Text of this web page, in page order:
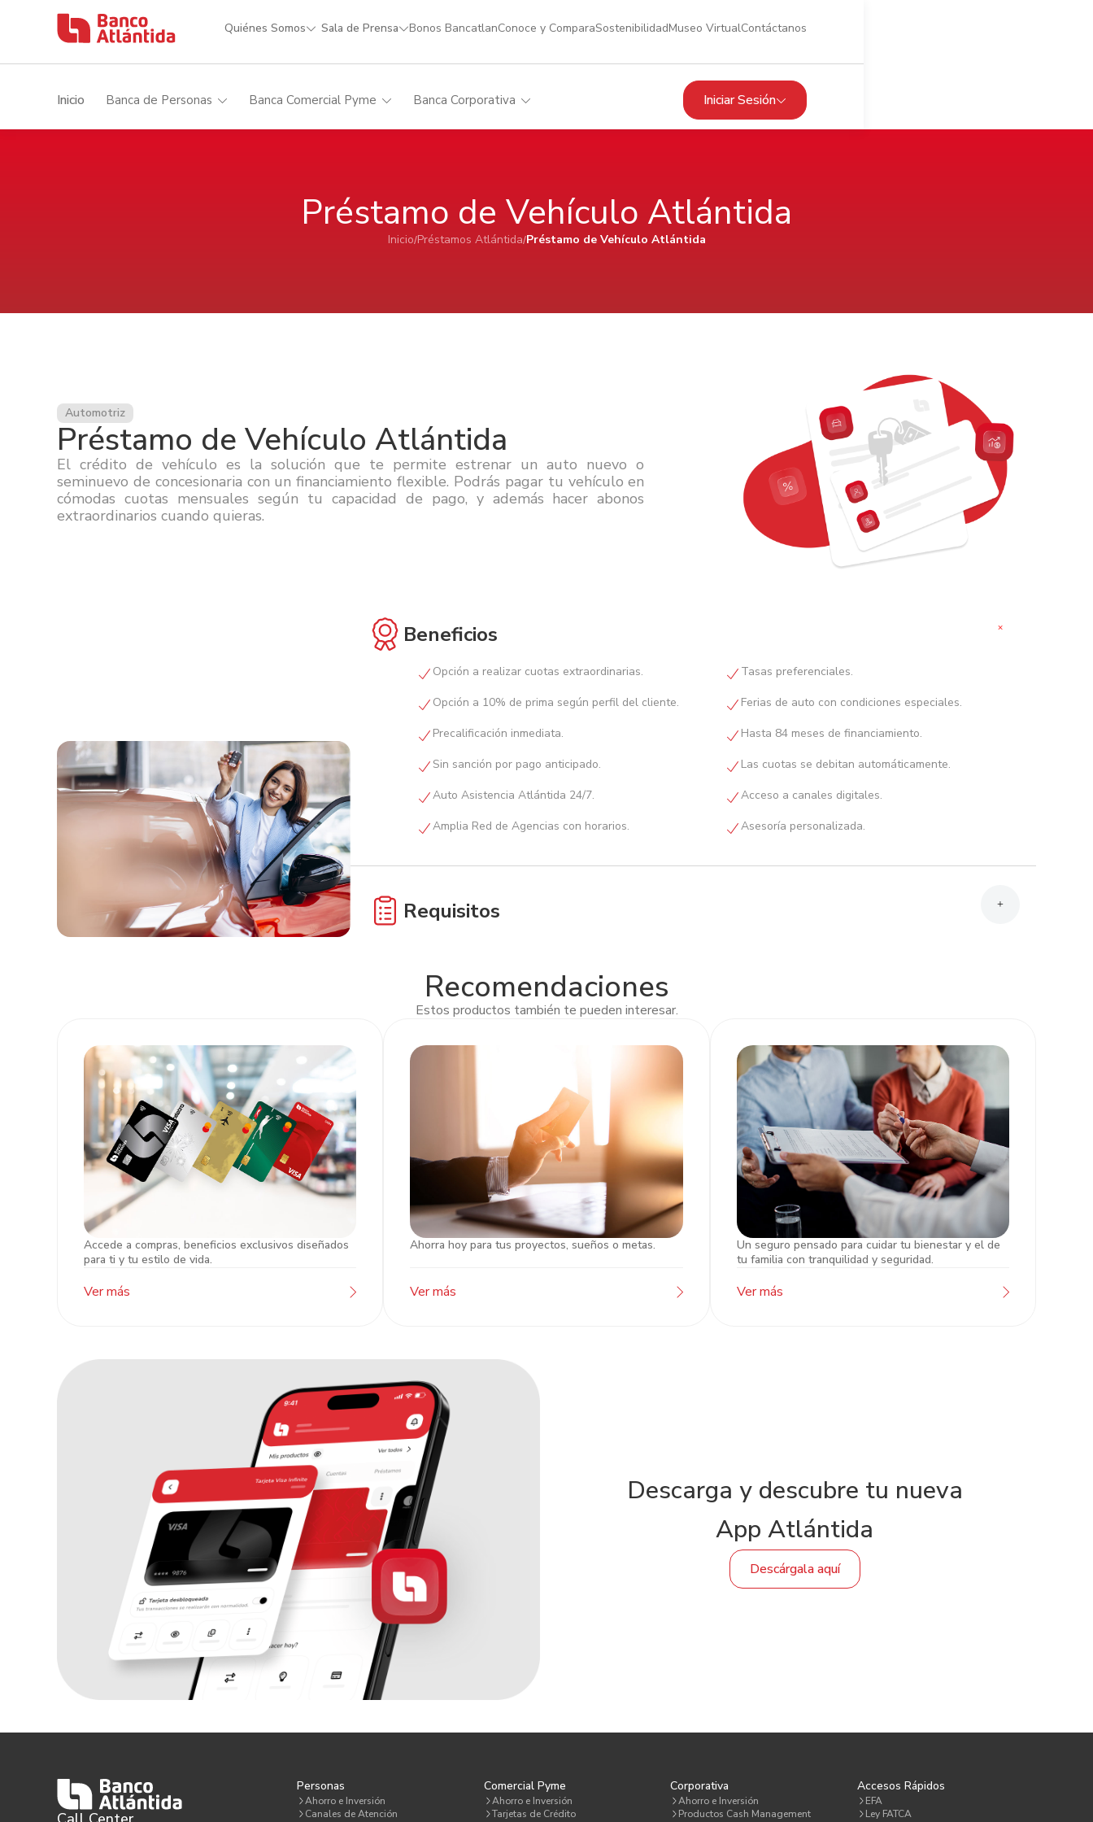
Quiénes Somos Sala de Prensa Bonos BancatlanConoce y ComparaSostenibilidadMuseo VirtualContáctanos
Inicio Banca de Personas Banca Comercial Pyme Banca Corporativa Iniciar Sesión
Préstamo de Vehículo Atlántida
Inicio Préstamos Atlántida Préstamo de Vehículo Atlántida
Automotriz
Préstamo de Vehículo Atlántida
El crédito de vehículo es la solución que te permite estrenar un auto nuevo o
seminuevo de concesionaria con un financiamiento flexible. Podrás pagar tu vehículo en
cómodas cuotas mensuales según tu capacidad de pago, y además hacer abonos
extraordinarios cuando quieras.
Beneficios +
Opción a realizar cuotas extraordinarias.
Tasas preferenciales.
Opción a 10% de prima según perfil del cliente.
Ferias de auto con condiciones especiales.
Precalificación inmediata.
Hasta 84 meses de financiamiento.
Sin sanción por pago anticipado.
Las cuotas se debitan automáticamente.
Auto Asistencia Atlántida 24/7.
Acceso a canales digitales.
Amplia Red de Agencias con horarios.
Asesoría personalizada.
Requisitos +
Fotocopia del DNI y RTN numérico.
declaración jurada de impuestos.
Recomendaciones
Estos productos también te pueden interesar.
Tarjetas de Crédito
Accede a compras, beneficios exclusivos diseñados
para ti y tu estilo de vida.
Ver más
Cuentas de Ahorro/Cheques
Ahorra hoy para tus proyectos, sueños o metas.
Ver más
Seguro de Vida Atlántida
Un seguro pensado para cuidar tu bienestar y el de
tu familia con tranquilidad y seguridad.
Ver más
Descarga y descubre tu nueva
App Atlántida
Descárgala aquí
Personas
Ahorro e Inversión
Canales de Atención
Comercial Pyme
Ahorro e Inversión
Tarjetas de Crédito
Corporativa
Ahorro e Inversión
Productos Cash Management
Accesos Rápidos
EFA
Ley FATCA